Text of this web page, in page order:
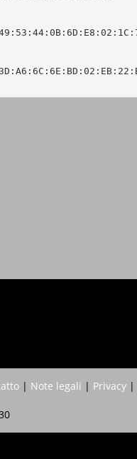
| Note legali | Privacy|